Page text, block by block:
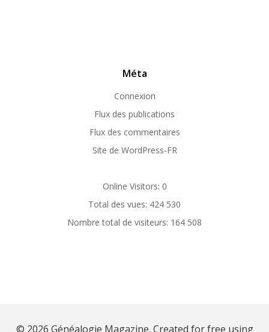
Méta
Connexion
Flux des publications
Flux des commentaires
Site de WordPress-FR
Online Visitors: 0
Total des vues: 424 530
Nombre total de visiteurs: 164 508
© 2026 Généalogie Magazine. Created for free using